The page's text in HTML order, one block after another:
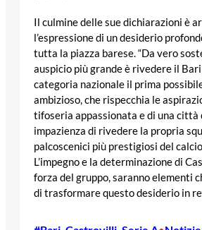
Il culmine delle sue dichiarazioni è
l’espressione di un desiderio
tutta la piazza barese. “Da vero
auspicio più grande è rivedere il
categoria nazionale il prima
ambizioso, che rispecchia le
tifoseria appassionata e di una città
impazienza di rivedere la propria
palcoscenici più prestigiosi del
L’impegno e la determinazione di
forza del gruppo, saranno elementi
di trasformare questo desiderio in